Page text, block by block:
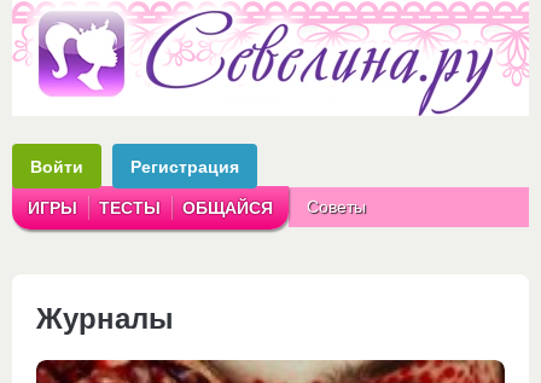
Войти Регистрация
ИГРЫ ТЕСТЫ ОБЩАЙСЯ Советы
Журналы